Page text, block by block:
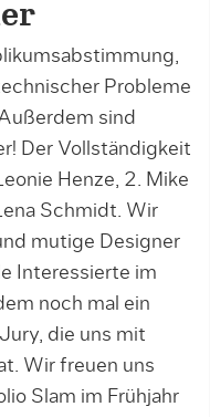
Probleme
sind
Der Vollständigkeit
Henze, 2. Mike
Schmidt. Wir
mutige Designer
Interessierte im
noch mal ein
die uns mit
Wir freuen uns
Slam im Frühjahr